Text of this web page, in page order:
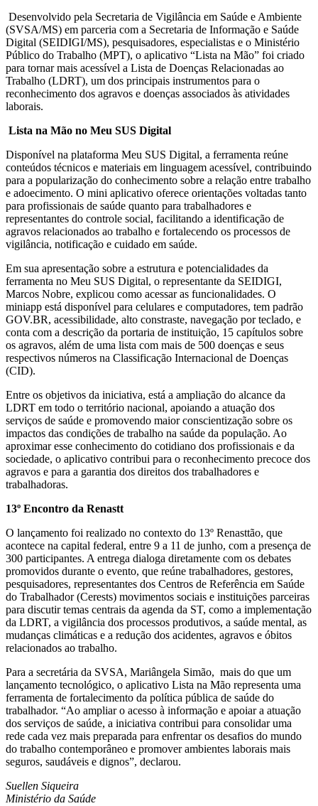
Desenvolvido pela Secretaria de Vigilância em Saúde e Ambiente
(SVSA/MS) em parceria com a Secretaria de Informação e Saúde
Digital (SEIDIGI/MS), pesquisadores, especialistas e o Ministério
Público do Trabalho (MPT), o aplicativo “Lista na Mão” foi criado
para tornar mais acessível a Lista de Doenças Relacionadas ao
Trabalho (LDRT), um dos principais instrumentos para o
reconhecimento dos agravos e doenças associados às atividades
laborais.
Lista na Mão no Meu SUS Digital
Disponível na plataforma Meu SUS Digital, a ferramenta reúne
conteúdos técnicos e materiais em linguagem acessível, contribuindo
para a popularização do conhecimento sobre a relação entre trabalho
e adoecimento. O mini aplicativo oferece orientações voltadas tanto
para profissionais de saúde quanto para trabalhadores e
representantes do controle social, facilitando a identificação de
agravos relacionados ao trabalho e fortalecendo os processos de
vigilância, notificação e cuidado em saúde.
Em sua apresentação sobre a estrutura e potencialidades da
ferramenta no Meu SUS Digital, o representante da SEIDIGI,
Marcos Nobre, explicou como acessar as funcionalidades. O
miniapp está disponível para celulares e computadores, tem padrão
GOV.BR, acessibilidade, alto constraste, navegação por teclado, e
conta com a descrição da portaria de instituição, 15 capítulos sobre
os agravos, além de uma lista com mais de 500 doenças e seus
respectivos números na Classificação Internacional de Doenças
(CID).
Entre os objetivos da iniciativa, está a ampliação do alcance da
LDRT em todo o território nacional, apoiando a atuação dos
serviços de saúde e promovendo maior conscientização sobre os
impactos das condições de trabalho na saúde da população. Ao
aproximar esse conhecimento do cotidiano dos profissionais e da
sociedade, o aplicativo contribui para o reconhecimento precoce dos
agravos e para a garantia dos direitos dos trabalhadores e
trabalhadoras.
13º Encontro da Renastt
O lançamento foi realizado no contexto do 13º Renasttão, que
acontece na capital federal, entre 9 a 11 de junho, com a presença de
300 participantes. A entrega dialoga diretamente com os debates
promovidos durante o evento, que reúne trabalhadores, gestores,
pesquisadores, representantes dos Centros de Referência em Saúde
do Trabalhador (Cerests) movimentos sociais e instituições parceiras
para discutir temas centrais da agenda da ST, como a implementação
da LDRT, a vigilância dos processos produtivos, a saúde mental, as
mudanças climáticas e a redução dos acidentes, agravos e óbitos
relacionados ao trabalho.
Para a secretária da SVSA, Mariângela Simão, mais do que um
lançamento tecnológico, o aplicativo Lista na Mão representa uma
ferramenta de fortalecimento da política pública de saúde do
trabalhador. “Ao ampliar o acesso à informação e apoiar a atuação
dos serviços de saúde, a iniciativa contribui para consolidar uma
rede cada vez mais preparada para enfrentar os desafios do mundo
do trabalho contemporâneo e promover ambientes laborais mais
seguros, saudáveis e dignos”, declarou.
Suellen Siqueira
Ministério da Saúde